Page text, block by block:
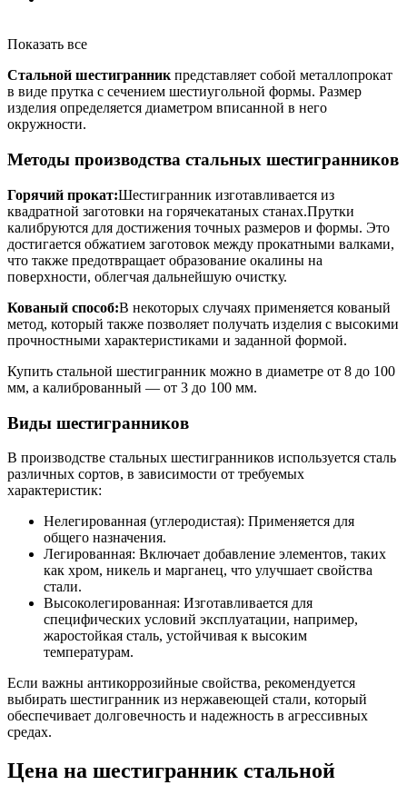
Показать все
Стальной шестигранникпредставляет собой металлопрокат
в виде прутка с сечением шестиугольной формы. Размер
изделия определяется диаметром вписанной в него
окружности.
Методы производства стальных шестигранников
Горячий прокат:Шестигранник изготавливается из
квадратной заготовки на горячекатаных станах.Прутки
калибруются для достижения точных размеров и формы. Это
достигается обжатием заготовок между прокатными валками,
что также предотвращает образование окалины на
поверхности, облегчая дальнейшую очистку.
Кованый способ:В некоторых случаях применяется кованый
метод, который также позволяет получать изделия с высокими
прочностными характеристиками и заданной формой.
Купить стальной шестигранник можно в диаметре от 8 до 100
мм, а калиброванный — от 3 до 100 мм.
Виды шестигранников
В производстве стальных шестигранников используется сталь
различных сортов, в зависимости от требуемых
характеристик:
Нелегированная (углеродистая): Применяется для
общего назначения.
Легированная: Включает добавление элементов, таких
как хром, никель и марганец, что улучшает свойства
стали.
Высоколегированная: Изготавливается для
специфических условий эксплуатации, например,
жаростойкая сталь, устойчивая к высоким
температурам.
Если важны антикоррозийные свойства, рекомендуется
выбирать шестигранник из нержавеющей стали, который
обеспечивает долговечность и надежность в агрессивных
средах.
Цена на шестигранник стальной